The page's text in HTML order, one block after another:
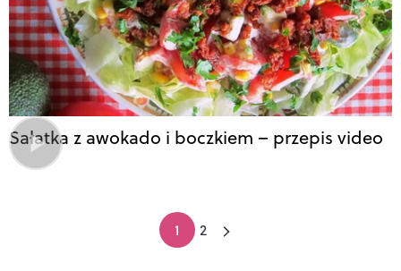
Sałatka z awokado i boczkiem – przepis video
1 2